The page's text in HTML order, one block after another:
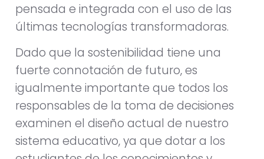
pensada e integrada con el uso de las
últimas tecnologías transformadoras.
Dado que la sostenibilidad tiene una
fuerte connotación de futuro, es
igualmente importante que todos los
responsables de la toma de decisiones
examinen el diseño actual de nuestro
sistema educativo, ya que dotar a los